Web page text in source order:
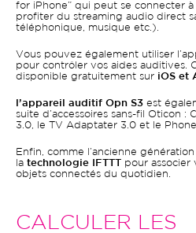
for iPhone” qui peut se connecter
profiter du streaming audio direct
téléphonique, musique etc.).
Vous pouvez également utiliser
pour contrôler vos aides auditives.
disponible gratuitement sur iOS et
l’appareil auditif Opn S3 est
suite d’accessoires sans-fil Oticon :
3.0, le TV Adaptater 3.0 et le
Enfin, comme l’ancienne
la technologie IFTTT
pour associer
objets connectés du quotidien.
CALCULER LES